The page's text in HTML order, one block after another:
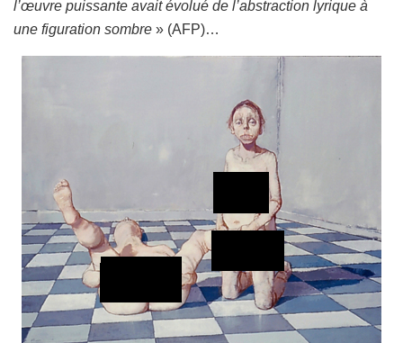
l’œuvre puissante avait évolué de l’abstraction lyrique à
une figuration sombre » (AFP)…